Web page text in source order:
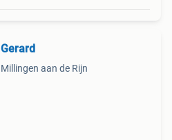
Gerard
Millingen aan de Rijn